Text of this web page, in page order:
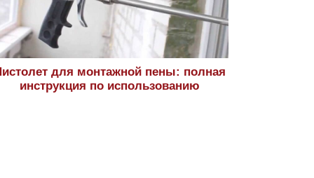
для монтажной пены: полная
инструкция по использованию